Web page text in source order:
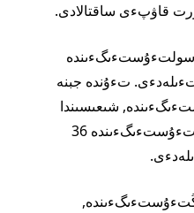
قاۋپءى ساقتالادى.
سولتءۇستءىگءىندە
تءۇندە جبنە
شىعىسىندا
تۇмان. كءۇندءىز وبلىستىڭ وڭتءۇستءىگءىندە 36
وڭتءۇستءىگءىندە,